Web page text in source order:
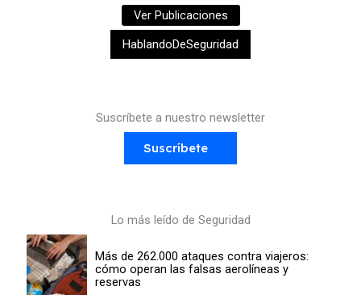
Ver Publicaciones
HablandoDeSeguridad
Suscríbete a nuestro newsletter
Suscríbete
Lo más leído de Seguridad
Más de 262.000 ataques contra viajeros:
cómo operan las falsas aerolíneas y
reservas